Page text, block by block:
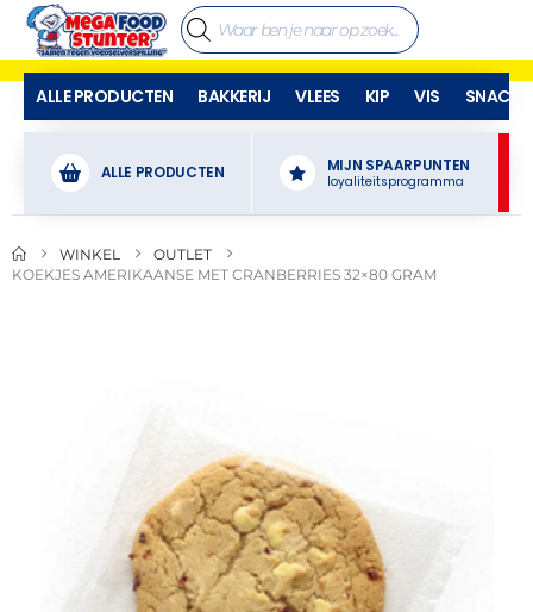
ALLE PRODUCTEN BAKKERIJ VLEES KIP VIS SNACKS
ALLE PRODUCTEN MIJN SPAARPUNTEN
loyaliteitsprogramma
WINKEL
OUTLET
KOEKJES AMERIKAANSE MET CRANBERRIES 32×80 GRAM